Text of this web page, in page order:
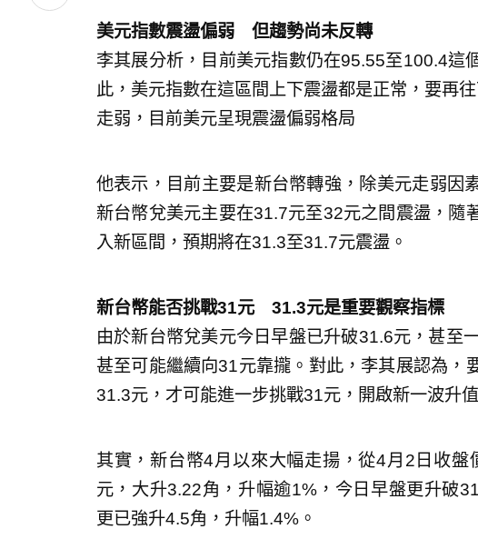
美元指數震盪偏弱 但趨勢尚未反轉
李其展分析，目前美元指數仍在95.55至100.4這
此，美元指數在這區間上下震盪都是正常，要再
走弱，目前美元呈現震盪偏弱格局
他表示，目前主要是新台幣轉強，除美元走弱因
新台幣兌美元主要在31.7元至32元之間震盪，隨
入新區間，預期將在31.3至31.7元震盪。
新台幣能否挑戰31元 31.3元是重要觀察指標
由於新台幣兌美元今日早盤已升破31.6元，甚至
甚至可能繼續向31元靠攏。對此，李其展認為，
31.3元，才可能進一步挑戰31元，開啟新一波升
其實，新台幣4月以來大幅走揚，從4月2日收
元，大升3.22角，升幅逾1%，今日早盤更升破
更已強升4.5角，升幅1.4%。